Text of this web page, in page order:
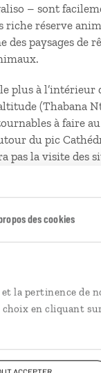
des cookies
la pertinence de
choix en cliquant
– sont
riche réserve
paysages de
plus à l’intérieur
(Thabana
à faire
du pic
pas la visite des
San. Les plus
du Cap-
voyage en
le
est idéal.
: redescendre